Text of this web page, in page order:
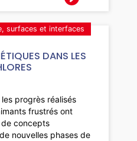
DANS LES
surfaces et interfaces
progrès réalisés
frustrés ont
de concepts
nouvelles phases de